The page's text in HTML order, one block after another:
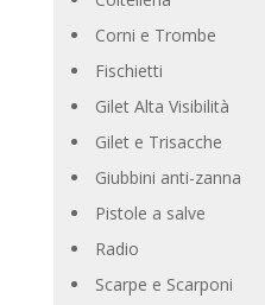
Corni e Trombe
Fischietti
Gilet Alta Visibilità
Gilet e Trisacche
Giubbini anti-zanna
Pistole a salve
Radio
Scarpe e Scarponi